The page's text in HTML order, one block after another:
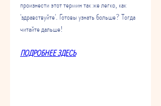
произнести этот термин так же легко, как
'здравствуйте'. Готовы узнать больше? Тогда
читайте дальше!
ПОДРОБНЕЕ ЗДЕСЬ